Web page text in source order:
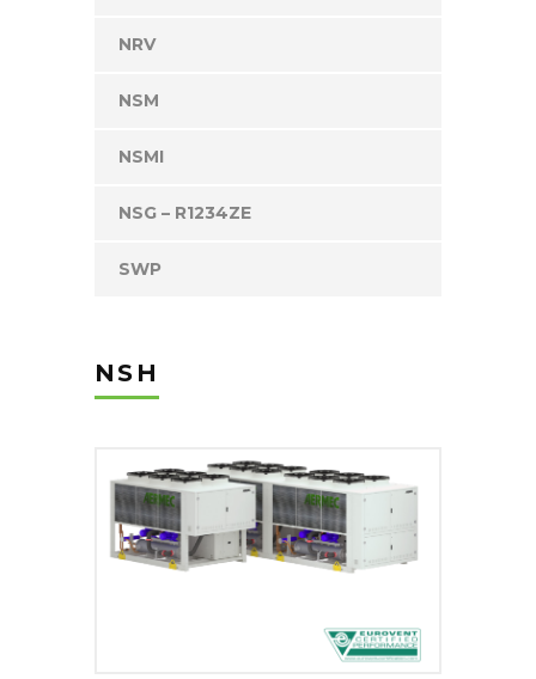
NRV
NSM
NSMI
NSG – R1234ZE
SWP
NSH